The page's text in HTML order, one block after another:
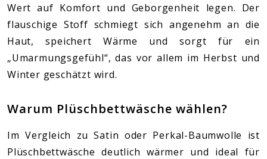
Wert auf Komfort und Geborgenheit legen. Der
flauschige Stoff schmiegt sich angenehm an die
Haut, speichert Wärme und sorgt für ein
„Umarmungsgefühl“, das vor allem im Herbst und
Winter geschätzt wird.
Warum Plüschbettwäsche wählen?
Im Vergleich zu Satin oder Perkal-Baumwolle ist
Plüschbettwäsche deutlich wärmer und ideal für